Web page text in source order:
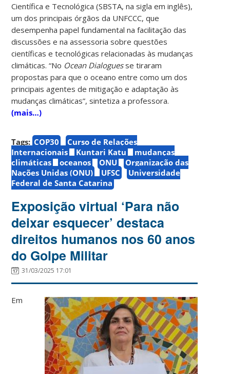
Científica e Tecnológica (SBSTA, na sigla em inglês),
um dos principais órgãos da UNFCCC, que
desempenha papel fundamental na facilitação das
discussões e na assessoria sobre questões
científicas e tecnológicas relacionadas às mudanças
climáticas. “No Ocean Dialoguesse tiraram
propostas para que o oceano entre como um dos
principais agentes de mitigação e adaptação às
mudanças climáticas”, sintetiza a professora.
(mais…)
Tags: COP30
Curso de Relações
Internacionais
Kuntari Katu
mudanças
climáticas
oceanos ONU
Organização das
Nações Unidas (ONU)
UFSC
Universidade
Federal de Santa Catarina
Exposição virtual ‘Para não
deixar esquecer’ destaca
direitos humanos nos 60 anos
do Golpe Militar
31/03/2025 17:01
Em